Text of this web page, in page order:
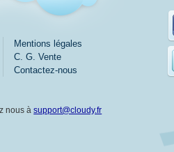
Mentions légales
C. G. Vente
Contactez-nous
nous àsupport@cloudy.fr